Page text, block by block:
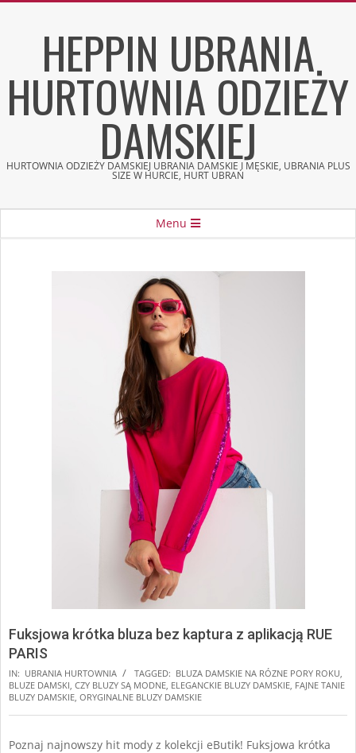
HEPPIN UBRANIA
HURTOWNIA ODZIEŻY
DAMSKIEJ
HURTOWNIA ODZIEŻY DAMSKIEJ UBRANIA DAMSKIE I MĘSKIE, UBRANIA PLUS
SIZE W HURCIE, HURT UBRAŃ
Menu
Fuksjowa krótka bluza bez kaptura z aplikacją RUE
PARIS
IN: UBRANIA HURTOWNIA TAGGED: BLUZA DAMSKIE NA RÓZNE PORY ROKU
BLUZE DAMSKI CZY BLUZY SĄ MODNE ELEGANCKIE BLUZY DAMSKIE FAJNE TANIE
BLUZY DAMSKIE ORYGINALNE BLUZY DAMSKIE
Poznaj najnowszy hit mody z kolekcji eButik! Fuksjowa krótka